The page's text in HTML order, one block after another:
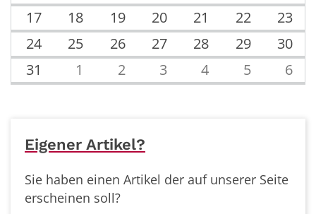
17
18 19 20 21 22
23
24
25 26 27 28 29
30
31
1 2 3 4 5 6
Eigener Artikel?
Sie haben einen Artikel der auf unserer Seite
erscheinen soll?